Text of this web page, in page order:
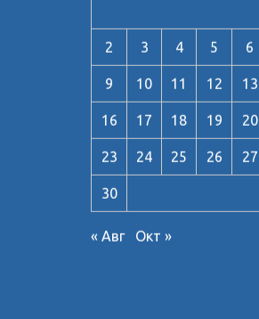
2 3 4 5 6
9 10 11 12 13
16 17 18 19 20
23 24 25 26 27
30
« Авг Окт »